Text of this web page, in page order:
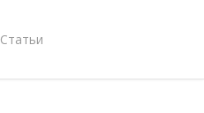
Статьи